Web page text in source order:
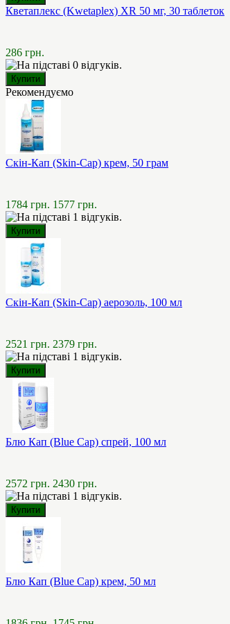
Кветаплекс (Kwetaplex) XR 50 мг, 30 таблеток
286 грн.
Рекомендуємо
Скін-Кап (Skin-Cap) крем, 50 грам
1784 грн. 1577 грн.
Скін-Кап (Skin-Cap) аерозоль, 100 мл
2521 грн. 2379 грн.
Блю Кап (Blue Cap) спрей, 100 мл
2572 грн. 2430 грн.
Блю Кап (Blue Cap) крем, 50 мл